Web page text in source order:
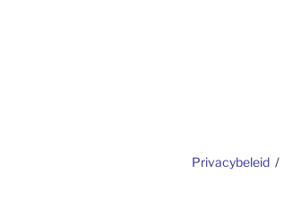
Privacybeleid